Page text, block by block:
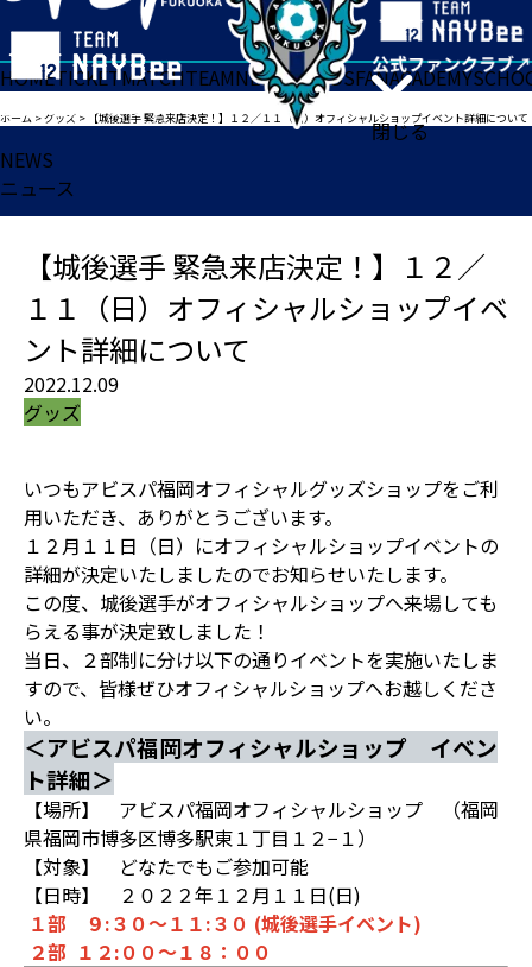
閉じる
HOMETICKETMATCHTEAMNEWSGOODSFANACADEMY
ホーム >グッズ > 【城後選手 緊急来店決定！】１２／１１（日）オフィシャルショップイベント詳細について
NEWS
ニュース
【城後選手 緊急来店決定！】１２／
１１（日）オフィシャルショップイベ
ント詳細について
2022.12.09
グッズ
いつもアビスパ福岡オフィシャルグッズショップをご利
用いただき、ありがとうございます。
１２月１１日（日）にオフィシャルショップイベントの
詳細が決定いたしましたのでお知らせいたします。
この度、城後選手がオフィシャルショップへ来場しても
らえる事が決定致しました！
当日、２部制に分け以下の通りイベントを実施いたしま
すので、皆様ぜひオフィシャルショップへお越しくださ
い。
＜アビスパ福岡オフィシャルショップ イベン
ト詳細＞
【場所】 アビスパ福岡オフィシャルショップ （福岡
県福岡市博多区博多駅東１丁目１２−１）
【対象】 どなたでもご参加可能
【日時】 ２０２２年１２月１１日(日)
１部 ９:３０～１１:３０ (城後選手イベント)
２部 １２:００～１８：００